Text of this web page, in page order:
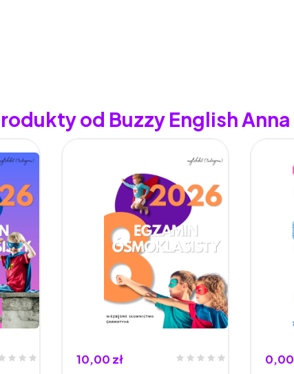
od Buzzy English
10,00 zł 0,00